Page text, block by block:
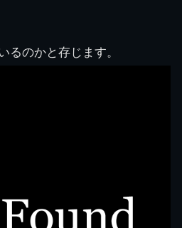
40周年
前 寒川校舎時代
生実初期の文化祭S42.3卒業記念ソ
のかと存じます。